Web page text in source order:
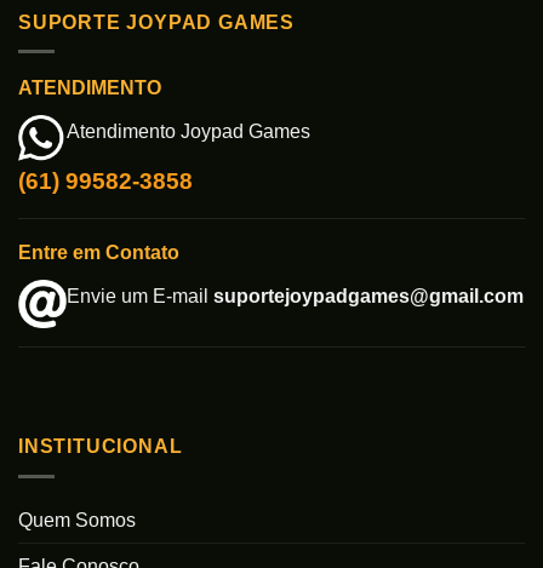
SUPORTE JOYPAD GAMES
ATENDIMENTO
Atendimento Joypad Games
(61) 99582-3858
Entre em Contato
Envie um E-mail suportejoypadgames@gmail.com
INSTITUCIONAL
Quem Somos